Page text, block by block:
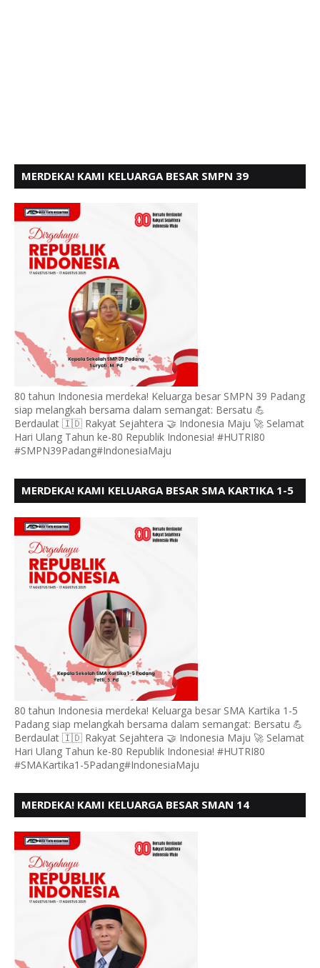
MERDEKA! KAMI KELUARGA BESAR SMPN 39
80 tahun Indonesia merdeka! Keluarga besar SMPN 39 Padang
siap melangkah bersama dalam semangat: Bersatu 💪
Berdaulat 🇮🇩 Rakyat Sejahtera 🤝 Indonesia Maju 🚀 Selamat
Hari Ulang Tahun ke-80 Republik Indonesia! #HUTRI80
#SMPN39Padang#IndonesiaMaju
MERDEKA! KAMI KELUARGA BESAR SMA KARTIKA 1-5
BERSATU BERD
80 tahun Indonesia merdeka! Keluarga besar SMA Kartika 1-5
Padang siap melangkah bersama dalam semangat: Bersatu 💪
Berdaulat 🇮🇩 Rakyat Sejahtera 🤝 Indonesia Maju 🚀 Selamat
Hari Ulang Tahun ke-80 Republik Indonesia! #HUTRI80
#SMAKartika1-5Padang#IndonesiaMaju
MERDEKA! KAMI KELUARGA BESAR SMAN 14